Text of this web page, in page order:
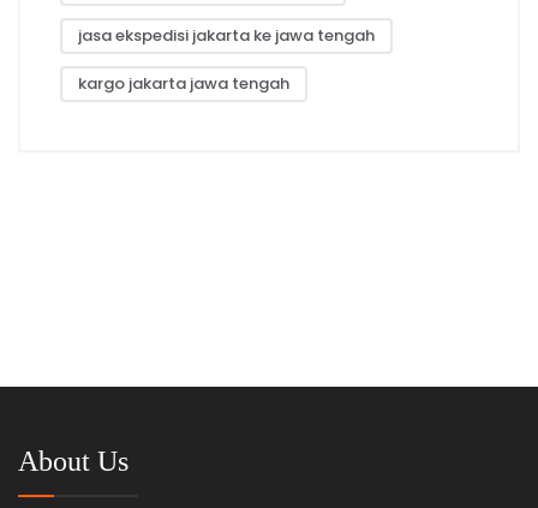
jasa ekspedisi jakarta ke jawa tengah
kargo jakarta jawa tengah
About Us